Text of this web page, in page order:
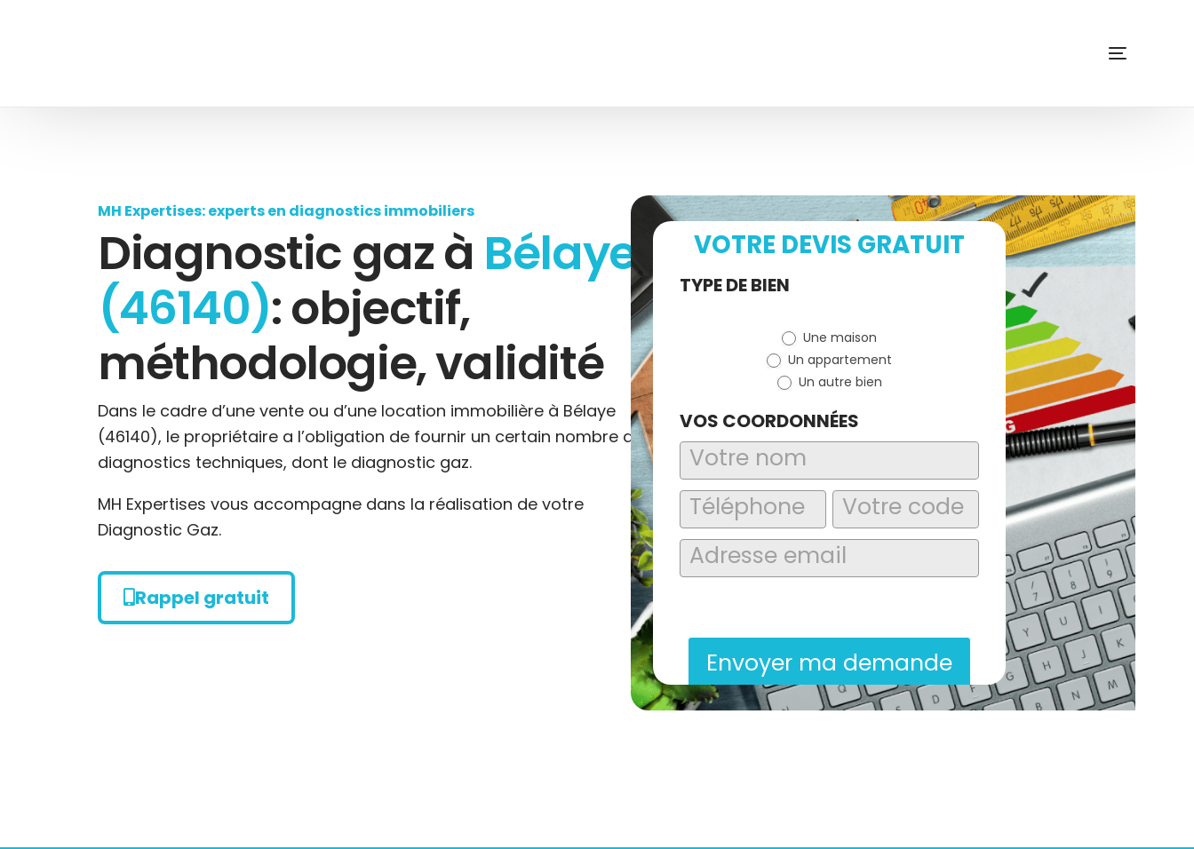
MH Expertises: experts en diagnostics immobiliers
Diagnostic gaz à Bélaye
(46140): objectif,
méthodologie, validité
Dans le cadre d’une vente ou d’une location immobilière à Bélaye
(46140), le propriétaire a l’obligation de fournir un certain nombre de
diagnostics techniques, dont le diagnostic gaz.
MH Expertises vous accompagne dans la réalisation de votre
Diagnostic Gaz.
Rappel gratuit
VOTRE DEVIS GRATUIT
Demande
TYPE DE BIEN
Une maison
Un appartement
Un autre bien
VOS COORDONNÉES
Envoyer ma demande